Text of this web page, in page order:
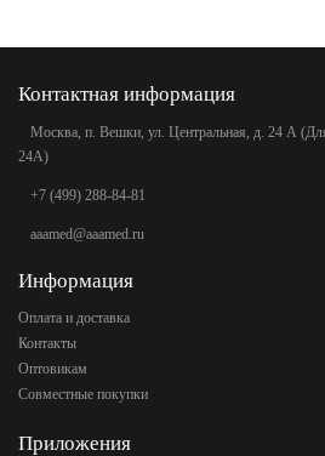
Контактная информация
Москва, п. Вешки, ул. Центральная, д. 24 А (Для
24А)
+7 (499) 288-84-81
aaamed@aaamed.ru
Информация
Оплата и доставка
Контакты
Оптовикам
Совместные покупки
Приложения